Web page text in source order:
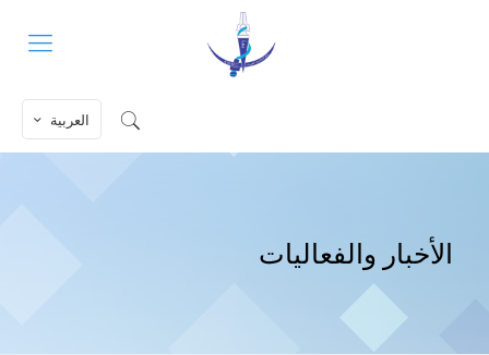
العربية
الأخبار والفعاليات